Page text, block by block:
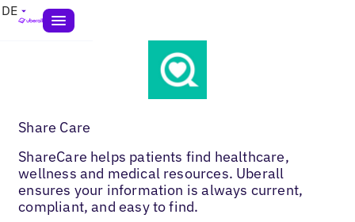
DE
Share Care
ShareCare helps patients find healthcare,
wellness and medical resources. Uberall
ensures your information is always current,
compliant, and easy to find.